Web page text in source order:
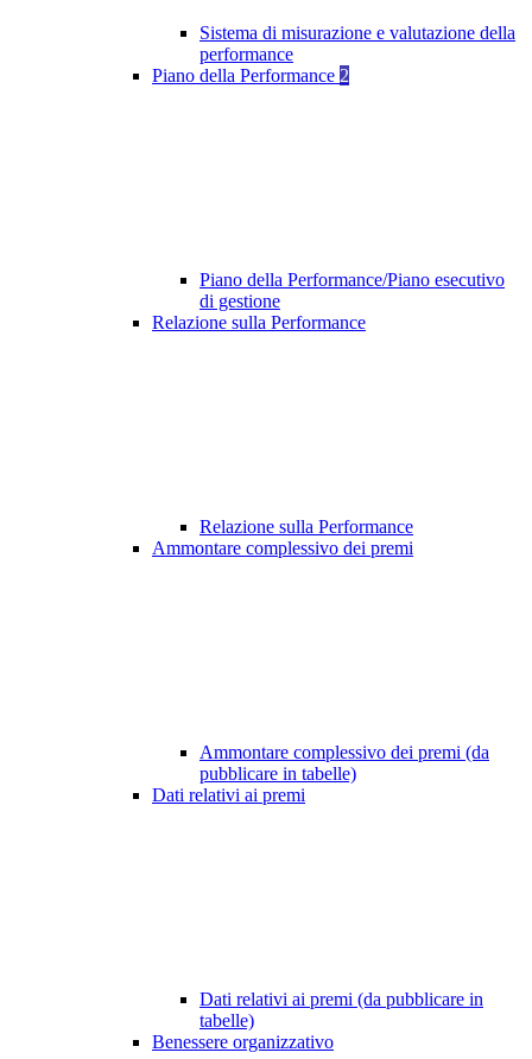
Sistema di misurazione e valutazione della
performance
Piano della Performance 2
Piano della Performance/Piano esecutivo
di gestione
Relazione sulla Performance
Relazione sulla Performance
Ammontare complessivo dei premi
Ammontare complessivo dei premi (da
pubblicare in tabelle)
Dati relativi ai premi
Dati relativi ai premi (da pubblicare in
tabelle)
Benessere organizzativo